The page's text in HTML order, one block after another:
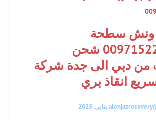
ونش سطحة
00971522775033 شحن
من دبي الى جدة شركة
انقاذ بري